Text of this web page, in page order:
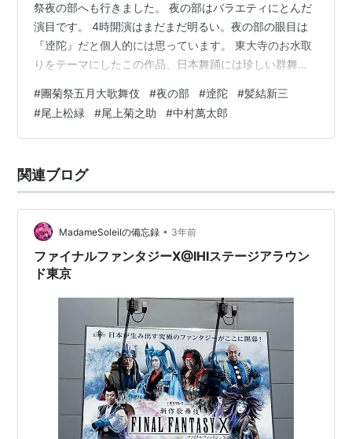
祭夜の部へも行きました。 夜の部はバラエティにとんだ
演目です。 4時開演はまだまだ明るい。夜の部の眼目は
『逹陀』だと個人的には思っています。 東大寺のお水取
りをテーマにしたこの作品、日本舞踊には珍しい群舞が
歌舞伎の群舞、たくさんの人に見ていただきたい！ なか
なか上演されない演目で、歌舞伎座では20年ぶり、前回
の上演は日生劇場で13年前でした。 次回はいつ⁇中村梅
る場面もあります。 が、最後は尾上松緑丈を中心に巳之
助丈、萬太郎丈、歌昇丈、右近…
#團菊祭五月大歌舞伎 #夜の部 #逹陀 #髪結新三
#尾上松緑 #尾上菊之助 #中村萬太郎
関連ブログ
MadameSoleilの備忘録 • 3年前
ファイナルファンタジーX@IHIステージアラウン
ド東京